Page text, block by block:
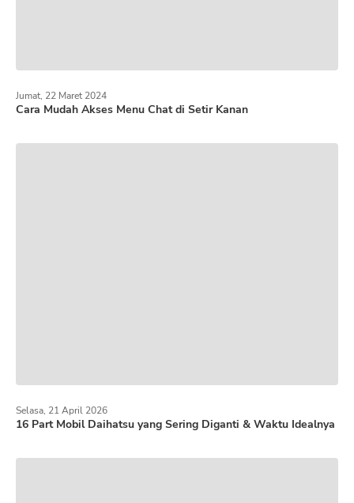
Cara Mudah Akses Menu Chat di Setir Kanan
Jumat, 22 Maret 2024
16 Part Mobil Daihatsu yang Sering Diganti & Waktu Idealnya
Selasa, 21 April 2026